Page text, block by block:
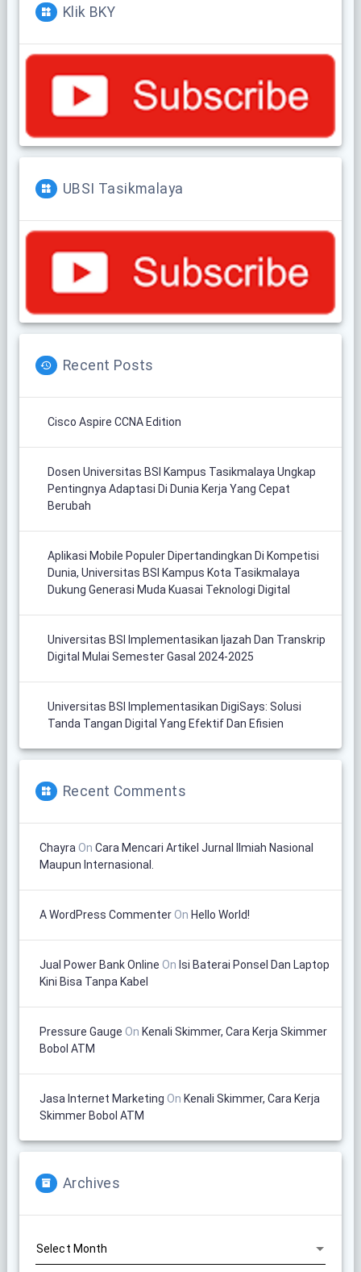
Klik BKY
UBSI Tasikmalaya
Recent Posts
Cisco Aspire CCNA Edition
Dosen Universitas BSI Kampus Tasikmalaya Ungkap
Pentingnya Adaptasi Di Dunia Kerja Yang Cepat
Berubah
Aplikasi Mobile Populer Dipertandingkan Di Kompetisi
Dunia, Universitas BSI Kampus Kota Tasikmalaya
Dukung Generasi Muda Kuasai Teknologi Digital
Universitas BSI Implementasikan Ijazah Dan Transkrip
Digital Mulai Semester Gasal 2024-2025
Universitas BSI Implementasikan DigiSays: Solusi
Tanda Tangan Digital Yang Efektif Dan Efisien
Recent Comments
Chayra On Cara Mencari Artikel Jurnal Ilmiah Nasional
Maupun Internasional.
A WordPress CommenterOn Hello World!
Jual Power Bank Online On Isi Baterai Ponsel Dan Laptop
Kini Bisa Tanpa Kabel
Pressure Gauge On Kenali Skimmer, Cara Kerja Skimmer
Bobol ATM
Jasa Internet Marketing On Kenali Skimmer, Cara Kerja
Skimmer Bobol ATM
Archives